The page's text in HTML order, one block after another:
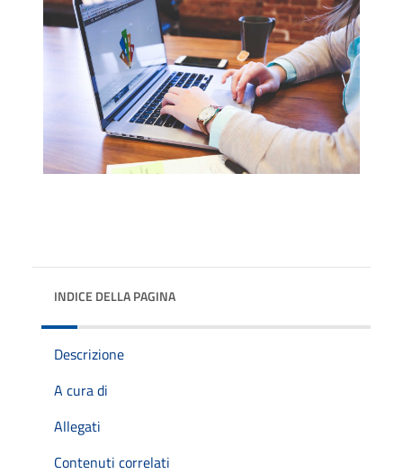
INDICE DELLA PAGINA
Descrizione
A cura di
Allegati
Contenuti correlati